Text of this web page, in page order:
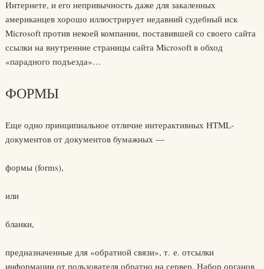
Интернете, и его непривычность даже для закаленных
американцев хорошо иллюстрирует недавний судебный иск
Microsoft против некоей компании, поставившей со своего сайта
ссылки на внутренние страницы сайта Microsoft в обход
«парадного подъезда»…
ФОРМЫ
Еще одно принципиальное отличие интерактивных HTML-
документов от документов бумажных —
формы (forms),
или
бланки,
предназначенные для «обратной связи», т. е. отсылки
информации от пользователя обратно на сервер. Набор органов